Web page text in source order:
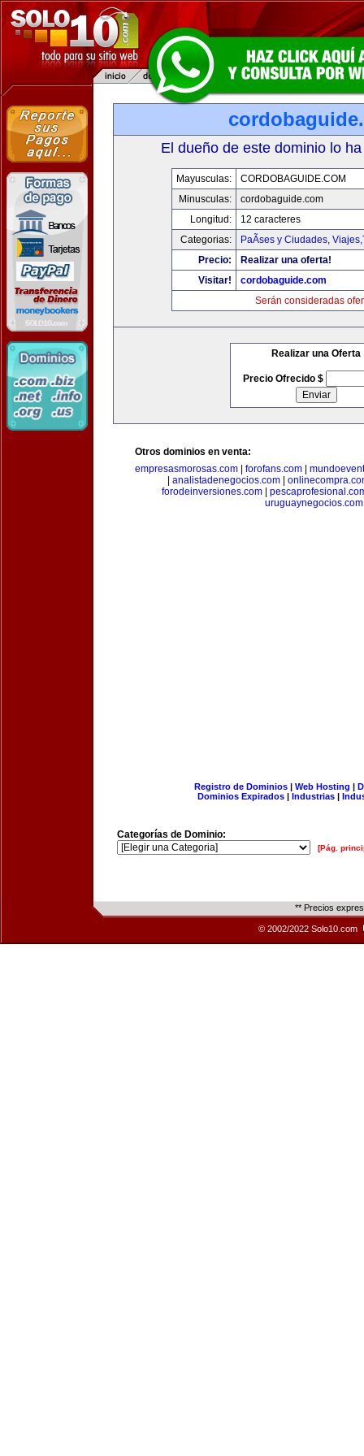
El dueño de este dominio lo
Mayusculas:
CORDOBAGUIDE.COM
Minusculas:
cordobaguide.com
Longitud:
12 caracteres
Categorias:
PaÃ­ses y Ciudades,
Precio:
Realizar una oferta!
Visitar!
cordobaguide.com
Serán consideradas
Realizar una Oferta
Precio Ofrecido $
Otros dominios en venta:
empresasmorosas.com
forofans.com
analistadenegocios.com
forodeinversiones.com
uruguaynegocios.com
Registro de Dominios| Web Hosting |
Dominios Expirados | Industrias |
Categorías de Dominio:
[Pág.
** Precios
© 2002/2022 Solo10.com